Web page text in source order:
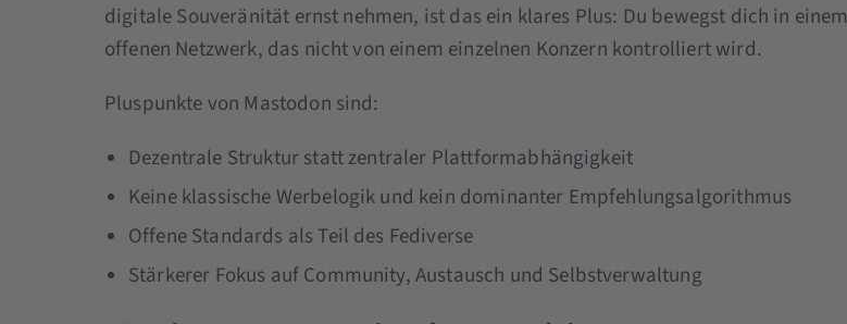
digitale Souveränität ernst nehmen, ist das ein klares Plus: Du bewegst dich in einem
offenen Netzwerk, das nicht von einem einzelnen Konzern kontrolliert wird.
Pluspunkte von Mastodon sind:
Dezentrale Struktur statt zentraler Plattformabhängigkeit
Keine klassische Werbelogik und kein dominanter Empfehlungsalgorithmus
Offene Standards als Teil des Fediverse
Stärkerer Fokus auf Community, Austausch und Selbstverwaltung